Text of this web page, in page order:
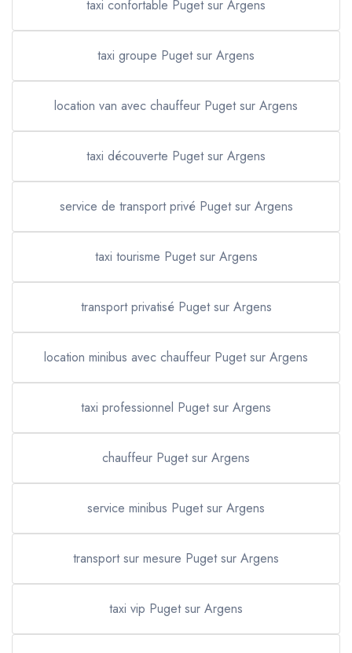
taxi confortable Puget sur Argens
taxi groupe Puget sur Argens
location van avec chauffeur Puget sur Argens
taxi découverte Puget sur Argens
service de transport privé Puget sur Argens
taxi tourisme Puget sur Argens
transport privatisé Puget sur Argens
location minibus avec chauffeur Puget sur Argens
taxi professionnel Puget sur Argens
chauffeur Puget sur Argens
service minibus Puget sur Argens
transport sur mesure Puget sur Argens
taxi vip Puget sur Argens